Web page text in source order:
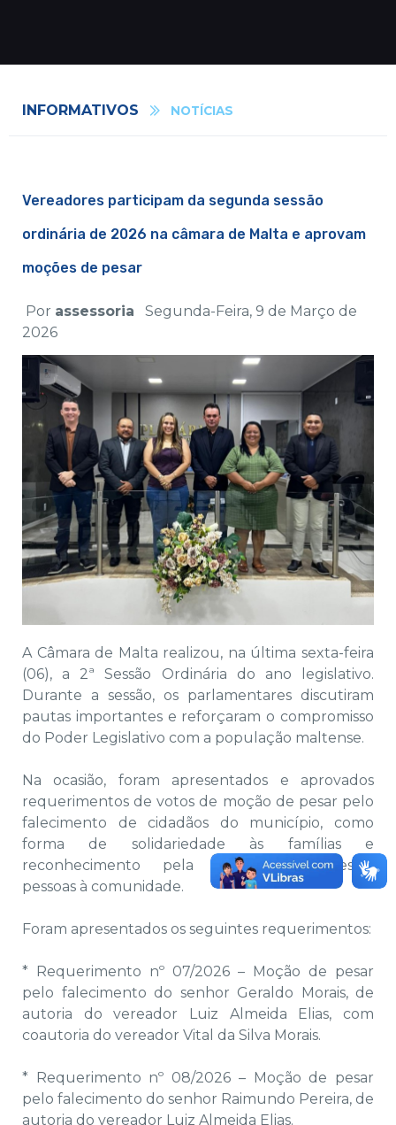
INFORMATIVOS NOTÍCIAS
Vereadores participam da segunda sessão
ordinária de 2026 na câmara de Malta e aprovam
moções de pesar
Por assessoria
Segunda-Feira, 9 de Março de
2026
A Câmara de Malta realizou, na última sexta-feira
(06), a 2ª Sessão Ordinária do ano legislativo.
Durante a sessão, os parlamentares discutiram
pautas importantes e reforçaram o compromisso
do Poder Legislativo com a população maltense.
Na ocasião, foram apresentados e aprovados
requerimentos de votos de moção de pesar pelo
falecimento de cidadãos do município, como
forma de solidariedade às famílias e
reconhecimento pela contribuição dessas
pessoas à comunidade.
Foram apresentados os seguintes requerimentos:
* Requerimento nº 07/2026 – Moção de pesar
pelo falecimento do senhor Geraldo Morais, de
autoria do vereador Luiz Almeida Elias, com
coautoria do vereador Vital da Silva Morais.
* Requerimento nº 08/2026 – Moção de pesar
pelo falecimento do senhor Raimundo Pereira, de
autoria do vereador Luiz Almeida Elias.